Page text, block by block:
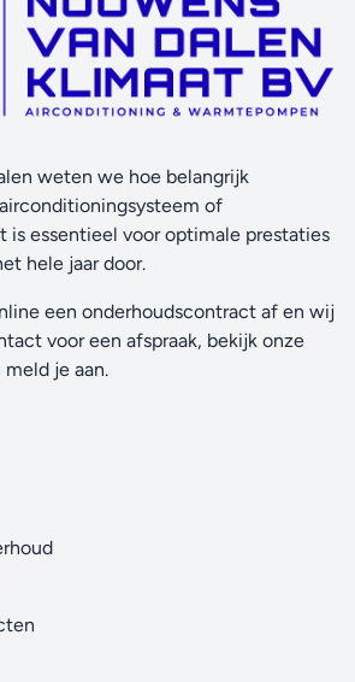
weten we hoe belangrijk
of
is essentieel voor optimale prestaties
hele jaar door.
een onderhoudscontract af en wij
voor een afspraak, bekijk onze
je aan.